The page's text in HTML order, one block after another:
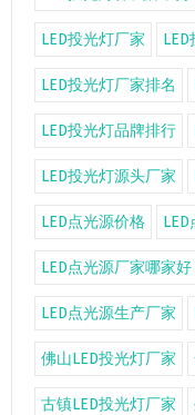
LED投光灯厂家
LED投光灯厂家排名
LED投光灯品牌排行
LED投光灯源头厂家
LED点光源价格
LED点光源厂家哪家好
LED点光源生产厂家
佛山LED投光灯厂家
古镇LED投光灯厂家